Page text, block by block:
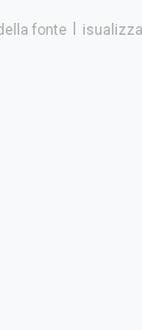
fonte